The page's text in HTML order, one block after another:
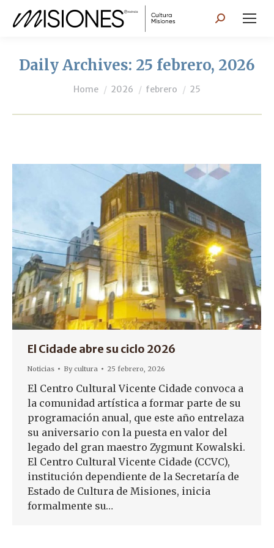
Search:
Daily Archives: 25 febrero, 2026
You are here:
Home 2026 febrero 25
El Cidade abre su ciclo 2026
Noticias Bycultura 25 febrero, 2026
El Centro Cultural Vicente Cidade convoca a
la comunidad artística a formar parte de su
programación anual, que este año entrelaza
su aniversario con la puesta en valor del
legado del gran maestro Zygmunt Kowalski.
El Centro Cultural Vicente Cidade (CCVC),
institución dependiente de la Secretaría de
Estado de Cultura de Misiones, inicia
formalmente su…